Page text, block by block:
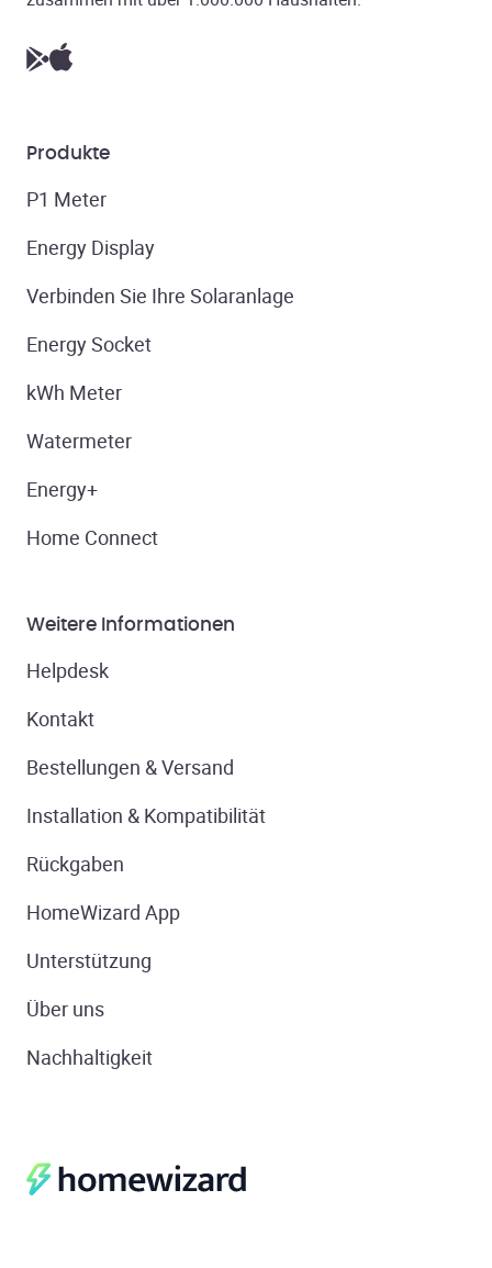
Produkte
P1 Meter
Energy Display
Verbinden Sie Ihre Solaranlage
Energy Socket
kWh Meter
Watermeter
Energy+
Home Connect
Weitere Informationen
Helpdesk
Kontakt
Bestellungen & Versand
Installation & Kompatibilität
Rückgaben
HomeWizard App
Unterstützung
Über uns
Nachhaltigkeit